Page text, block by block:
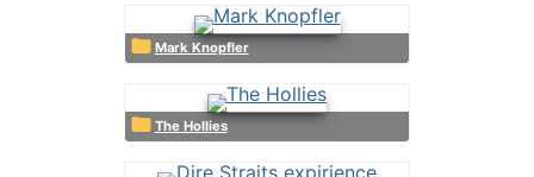
Mark Knopfler
The Hollies